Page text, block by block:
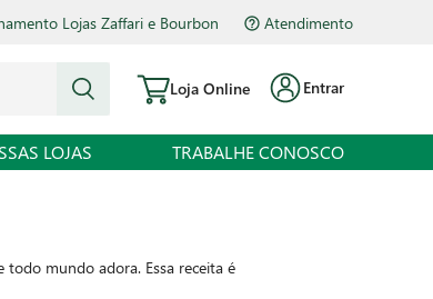
Lojas Zaffari e Bourbon Atendimento
Loja Online Entrar
LOJAS TRABALHE CONOSCO
mundo adora. Essa receita é